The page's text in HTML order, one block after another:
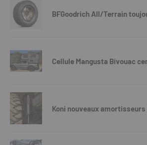
BFGoodrich All/Terrain
Cellule Mangusta Bivouac
Koni nouveaux